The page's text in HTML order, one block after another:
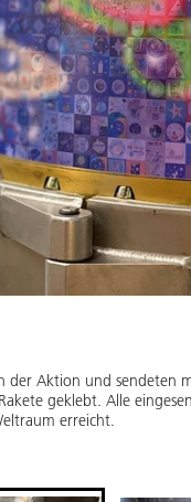
Aktion und sendeten
geklebt. Alle
erreicht.